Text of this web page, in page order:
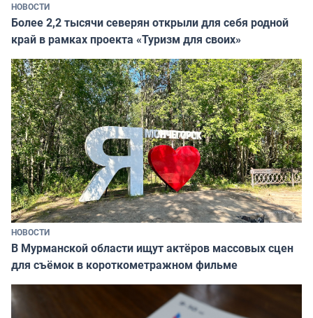
НОВОСТИ
Более 2,2 тысячи северян открыли для себя родной
край в рамках проекта «Туризм для своих»
НОВОСТИ
В Мурманской области ищут актёров массовых сцен
для съёмок в короткометражном фильме